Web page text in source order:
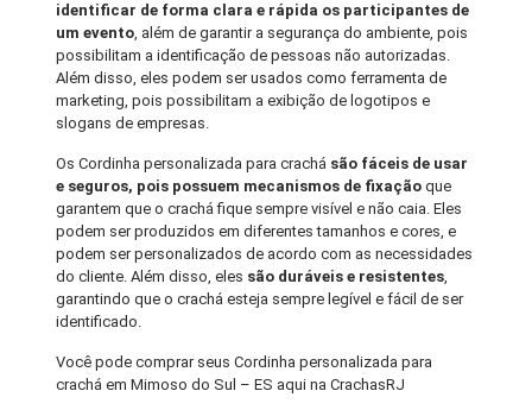
identificar de forma clara e rápida os participantes de
um evento, além de garantir a segurança do ambiente, pois
possibilitam a identificação de pessoas não autorizadas.
Além disso, eles podem ser usados como ferramenta de
marketing, pois possibilitam a exibição de logotipos e
slogans de empresas.
Os Cordinha personalizada para crachá são fáceis de usar
e seguros, pois possuem mecanismos de fixação que
garantem que o crachá fique sempre visível e não caia. Eles
podem ser produzidos em diferentes tamanhos e cores, e
podem ser personalizados de acordo com as necessidades
do cliente. Além disso, eles são duráveis e resistentes,
garantindo que o crachá esteja sempre legível e fácil de ser
identificado.
Você pode comprar seus Cordinha personalizada para
crachá em Mimoso do Sul – ES aqui na CrachasRJ